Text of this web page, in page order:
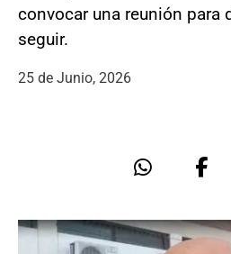
convocar una reunión para
seguir.
25 de Junio, 2026